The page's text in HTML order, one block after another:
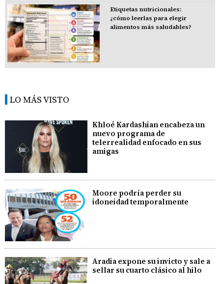
Etiquetas nutricionales:
¿cómo leerlas para elegir
alimentos más saludables?
LO MÁS VISTO
Khloé Kardashian encabeza un
nuevo programa de
telerrealidad enfocado en sus
amigas
Moore podría perder su
idoneidad temporalmente
Aradia expone su invicto y sale a
sellar su cuarto clásico al hilo